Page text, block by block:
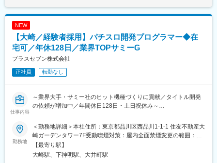
たLSI開発に携われる希少な環境
・自ら関わったLSIが製品として世の中に与える影響を実感できる
・仕様策定から設計、評価、量産まで一気通貫で経験でき、技術
者としての視野とキャリアを大きく広げられる
変更の範囲：会社の定める業務
パチンコ・パチスロの液晶映像部分や役物動作､映像演出､響効果
のプログラム設計をいます。企画や映像企画が考えたアイデアの
実行役として、プログラミングを行う仕事です。そのほかに、遊
と連携を図りながら出シミュレーターツールを制作するなど、幅
＜サブサブ制御プログラムとは…＞
液晶映像などの演出を表示する制御を担う部分です。
＜申請書類作成とは…＞
遊技機の指定試験期間である保通協に提出する申請書類を作成し
ます。
NEW
【大崎／経験者採用】パチスロ開発プログラマー◆在
宅可／年休128日／業界TOPサミーG
プラスセブン株式会社
正社員 転勤なし
仕事内容
～業界大手・サミー社のヒット機種づくりに貢献／タイトル開発
の依頼が増加中／年間休日128日・土日祝休み～
■業務概要：
「サミー株式会社」のグループ会社である当社にて、パチスロ機
のプログラムの開発をお任せします。
■業務詳細：
勤務地
＜勤務地詳細＞本社住所：東京都品川区西品川1-1-1 住友不動産大
崎ガーデンタワー7F受動喫煙対策：屋内全面禁煙変更の範囲：会
社の定める事業所（リモートワーク含む）
【最寄り駅】
大崎駅、下神明駅、大井町駅